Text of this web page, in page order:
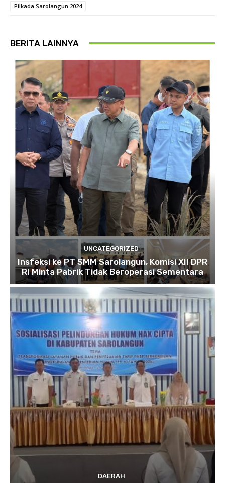
Pilkada Sarolangun 2024
BERITA LAINNYA
UNCATEGORIZED
Insfeksi ke PT SMM Sarolangun, Komisi XII DPR
RI Minta Pabrik Tidak Beroperasi Sementara
DAERAH